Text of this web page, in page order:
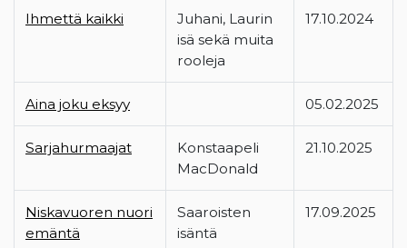
Ihmettä kaikki
Juhani, Laurin
isä sekä muita
rooleja
17.10.2024
Aina joku eksyy 05.02.2025
Sarjahurmaajat
Konstaapeli
MacDonald
21.10.2025
Niskavuoren nuori
emäntä
Saaroisten
isäntä
17.09.2025